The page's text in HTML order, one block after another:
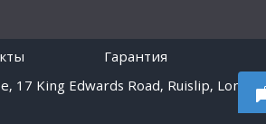
Гарантия
17 King Edwards Road, Ruislip, London